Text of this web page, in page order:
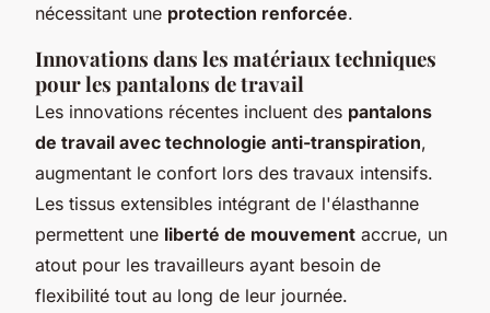
nécessitant une protection renforcée.
Innovations dans les matériaux techniques
pour les pantalons de travail
Les innovations récentes incluent des pantalons
de travail avec technologie anti-transpiration,
augmentant le confort lors des travaux intensifs.
Les tissus extensibles intégrant de l'élasthanne
permettent une liberté de mouvement accrue, un
atout pour les travailleurs ayant besoin de
flexibilité tout au long de leur journée.